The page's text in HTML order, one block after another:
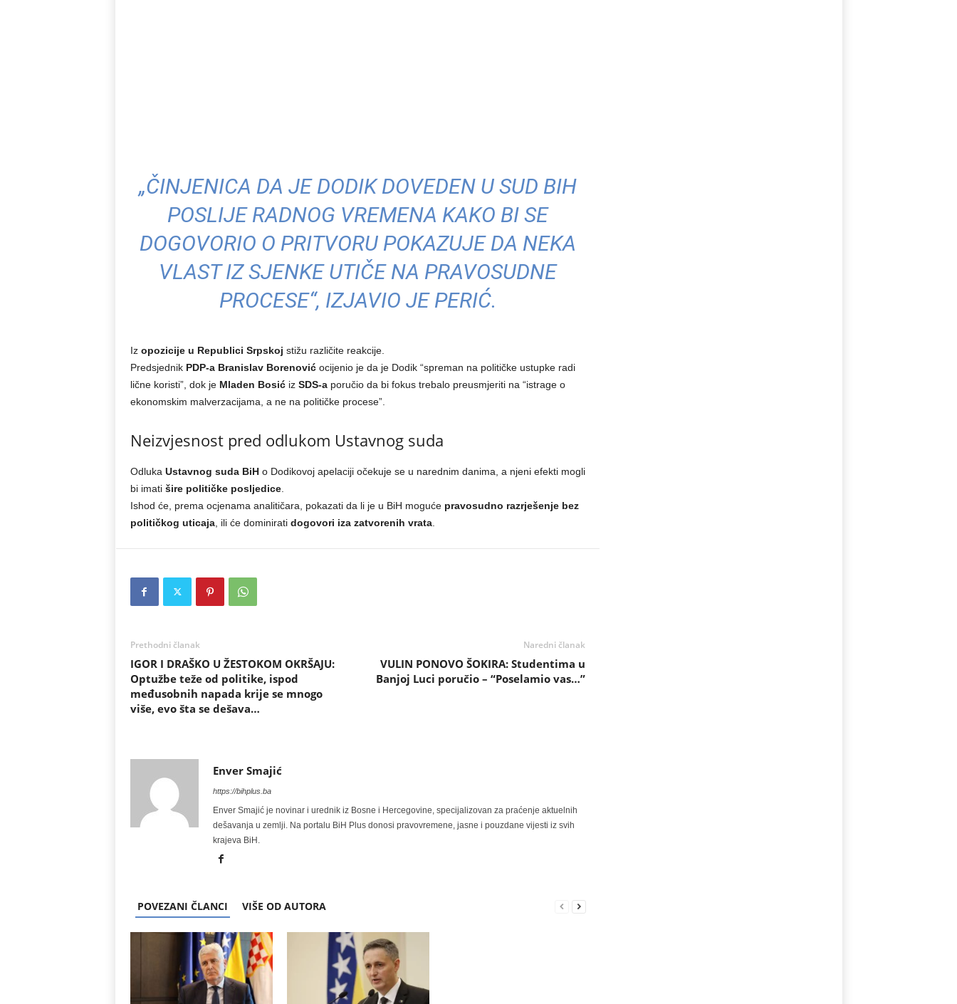
„ČINJENICA DA JE DODIK DOVEDEN U SUD BIH
POSLIJE RADNOG VREMENA KAKO BI SE
DOGOVORIO O PRITVORU POKAZUJE DA NEKA
VLAST IZ SJENKE UTIČE NA PRAVOSUDNE
PROCESE“, IZJAVIO JE PERIĆ.
Iz opozicije u Republici Srpskoj stižu različite reakcije.
Predsjednik PDP-a Branislav Borenovićocijenio je da je Dodik “spreman na političke ustupke radi
lične koristi”, dok je Mladen Bosićiz SDS-aporučio da bi fokus trebalo preusmjeriti na “istrage o
ekonomskim malverzacijama, a ne na političke procese”.
Neizvjesnost pred odlukom Ustavnog suda
Odluka Ustavnog suda BiHo Dodikovoj apelaciji očekuje se u narednim danima, a njeni efekti mogli
bi imati šire političke posljedice.
Ishod će, prema ocjenama analitičara, pokazati da li je u BiH moguće pravosudno razrješenje bez
političkog uticaja, ili će dominirati dogovori iza zatvorenih vrata.
Prethodni članak
IGOR I DRAŠKO U ŽESTOKOM OKRŠAJU:
Optužbe teže od politike, ispod
međusobnih napada krije se mnogo
više, evo šta se dešava…
Naredni članak
VULIN PONOVO ŠOKIRA: Studentima u
Banjoj Luci poručio – “Poselamio vas…”
Enver Smajić
https://bihplus.ba
Enver Smajić je novinar i urednik iz Bosne i Hercegovine, specijalizovan za praćenje aktuelnih
dešavanja u zemlji. Na portalu BiH Plus donosi pravovremene, jasne i pouzdane vijesti iz svih
krajeva BiH.
POVEZANI ČLANCI VIŠE OD AUTORA